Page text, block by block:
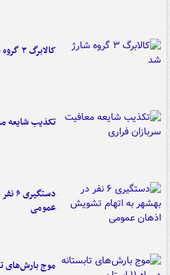
کالابرگ ۳ گروه شارژ شد
تکذیب شایعه
عمومی
موج بارش‌های